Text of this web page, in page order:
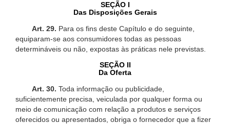
SEÇÃO I
Das Disposições Gerais
Art. 29. Para os fins deste Capítulo e do seguinte,
equiparam-se aos consumidores todas as pessoas
determináveis ou não, expostas às práticas nele previstas.
SEÇÃO II
Da Oferta
Art. 30. Toda informação ou publicidade,
suficientemente precisa, veiculada por qualquer forma ou
meio de comunicação com relação a produtos e serviços
oferecidos ou apresentados, obriga o fornecedor que a fizer